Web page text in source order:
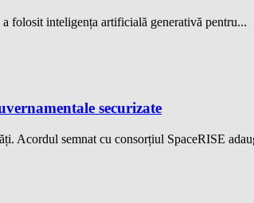
folosit inteligența artificială generativă pentru...
securizate
Acordul semnat cu consorțiul SpaceRISE